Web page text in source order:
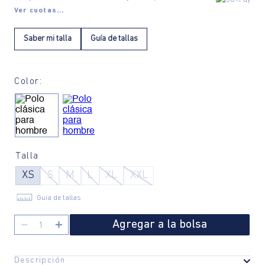
Ver cuotas...
Saber mi talla Guía de tallas
Color:
Talla
XS S M L XL XXL
Guía de tallas
＋
－ Agregar a la bolsa
Descripción